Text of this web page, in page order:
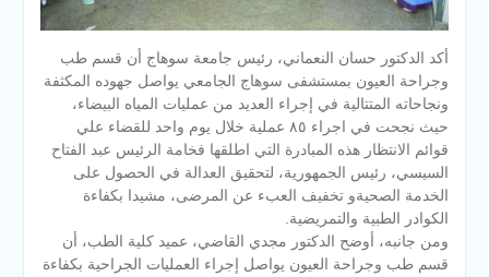
أكد الدكتور حسان النعماني، رئيس جامعة سوهاج أن قسم طب
وجراحة العيون بمستشفى سوهاج الجامعي يواصل جهوده المكثفة
ونجاحاته المتتالية في إجراء العديد من عمليات المياه البيضاء،
حيث نجحت في اجراء ٨٥ عملية خلال يوم واحد للقضاء علي
قوائم الانتظار هذه المبادرة التي اطلقها فخامة الرئيس عبد الفتاح
السيسي، رئيس الجمهورية، لتحقيق العدالة في الحصول على
الخدمة الصحيةو تخفيف العبء عن المرضى، مشيدا بكفاءة
الكوادر الطبية والتمريضية.
ومن جانبه، أوضح الدكتور مجدي القاضي، عميد كلية الطب، أن
قسم طب وجراحة العيون يواصل إجراء العمليات الجراحية بكفاءة